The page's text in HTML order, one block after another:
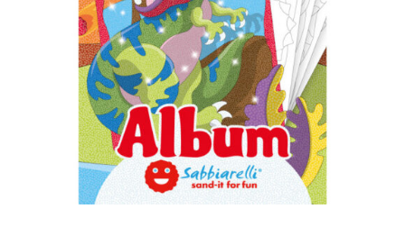
AGGIUNGI AL CARRELLO
/
DETTAGLI